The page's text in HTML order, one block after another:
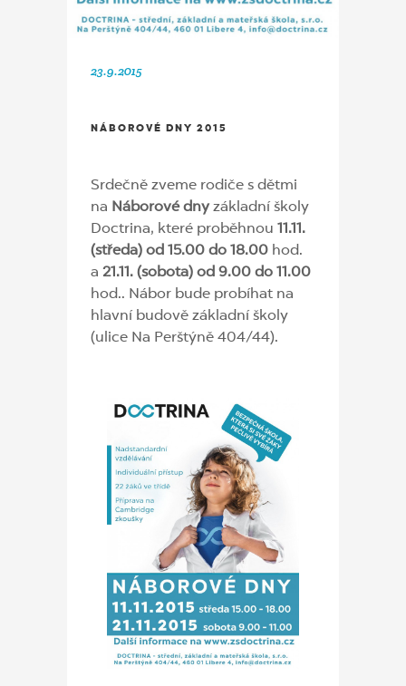
23.9.2015
NÁBOROVÉ DNY 2015
Srdečně zveme rodiče s dětmi
na Náborové dnyzákladní školy
Doctrina, které proběhnou 11.11.
(středa) od 15.00 do 18.00 hod.
a 21.11. (sobota) od 9.00 do 11.00
hod.. Nábor bude probíhat na
hlavní budově základní školy
(ulice Na Perštýně 404/44).